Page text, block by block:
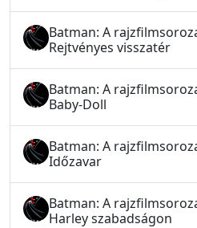
Batman: A
Rejtvényes visszatér
Batman: A
Baby-Doll
Batman: A
Időzavar
Batman: A
Harley szabadságon